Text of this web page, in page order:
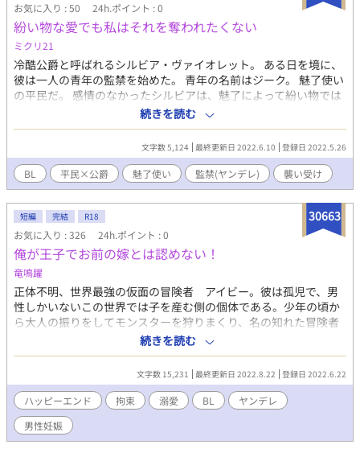
お気に入り : 50 24h.ポイント : 0
紛い物な愛でも私はそれを奪われたくない
ミクリ21
冷酷公爵と呼ばれるシルビア・ヴァイオレット。 ある日を境に、
彼は一人の青年の監禁を始めた。 青年の名前はジーク。 魅了使い
の平民だ。 感情のなかったシルビアは、魅了によって紛い物では
あるが愛を知る。 それは甘く幸せな感情。 シルビアはその紛い物
の愛を絶対に失わないと心に決めた。
続きを読む
文字数 5,124 最終更新日 2022.6.10 登録日 2022.5.26
BL 平民×公爵 魅了使い 監禁(ヤンデレ) 襲い受け
30663
短編 完結 R18
お気に入り : 326 24h.ポイント : 0
俺が王子でお前の嫁とは認めない！
竜鳴躍
正体不明、世界最強の仮面の冒険者 アイビー。彼は孤児で、男
性しかいないこの世界では子を産む側の個体である。少年の頃か
ら大人の振りをしてモンスターを狩りまくり、名の知れた冒険者
になった。彼は孤児院で暮らし、院長の手伝いをしながら狩で生
計を立てるため、正体を隠して今日も血に塗れる。冒険者の仮面
の下は、見目美しく、年齢より幼く見える可憐な容姿。誰もが
『仮面の冒険者の正体』だとは夢にも思わない…。ある日、お城
から王子様が慰問に訪れ、アイビーを連れて行ってしまう。お世
話になった孤児院のために従うアイビー。その日から王子による
アイビーの軟禁が始まった。アイビーは前王の遺児で、王子クリ
ストファの婚約者だったのだ。
続きを読む
文字数 15,231 最終更新日 2022.8.22 登録日 2022.6.22
ハッピーエンド 拘束 溺愛 BL
ヤンデレ
男性妊娠